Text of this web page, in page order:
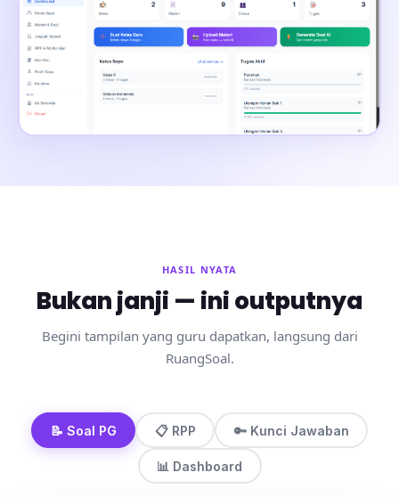
HASIL NYATA
Bukan janji — ini outputnya
Begini tampilan yang guru dapatkan, langsung dari
RuangSoal.
📝 Soal PG 📋 RPP 🔑 Kunci Jawaban
📊 Dashboard